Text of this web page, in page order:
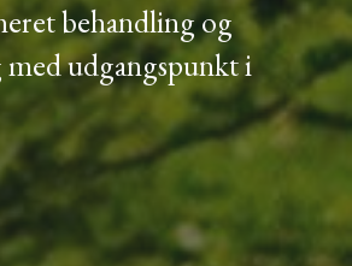
behandling og
udgangspunkt i